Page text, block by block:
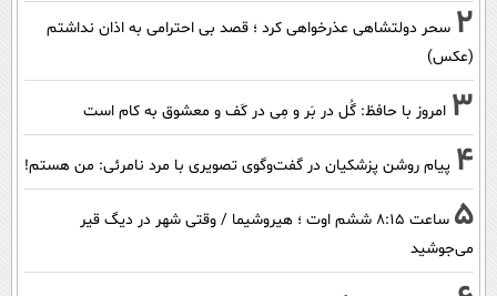
2 سحر دولتشاهی عذرخواهی کرد ؛ قصد بی احترامی به اذان نداشتم
(عکس)
3 امروز با حافظ: گُل در بَر و مِی در کَف و معشوق به کام است
4 پیام روشن پزشکیان در گفت‌و‌گوی تصویری با مرد نامرئی: من هستم!
5
ساعت ۸:۱۵ ششم اوت ؛ هیروشیما / وقتی شهر در دیگ قیر
می‌جوشید